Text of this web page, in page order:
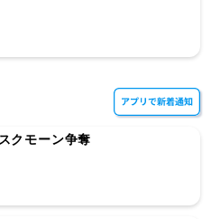
クモーン争奪